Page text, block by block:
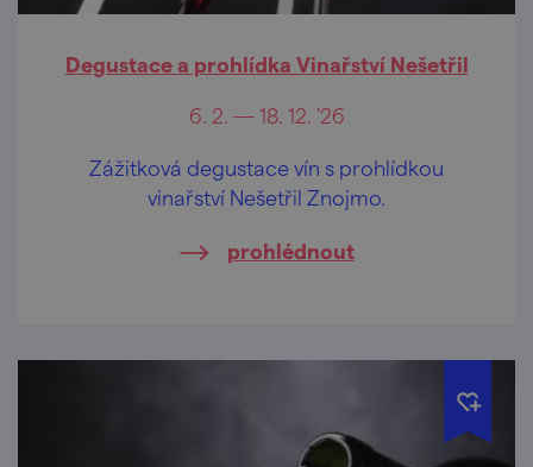
Degustace a prohlídka Vinařství Nešetřil
6. 2. — 18. 12. '26
Zážitková degustace vín s prohlídkou
vinařství Nešetřil Znojmo.
prohlédnout